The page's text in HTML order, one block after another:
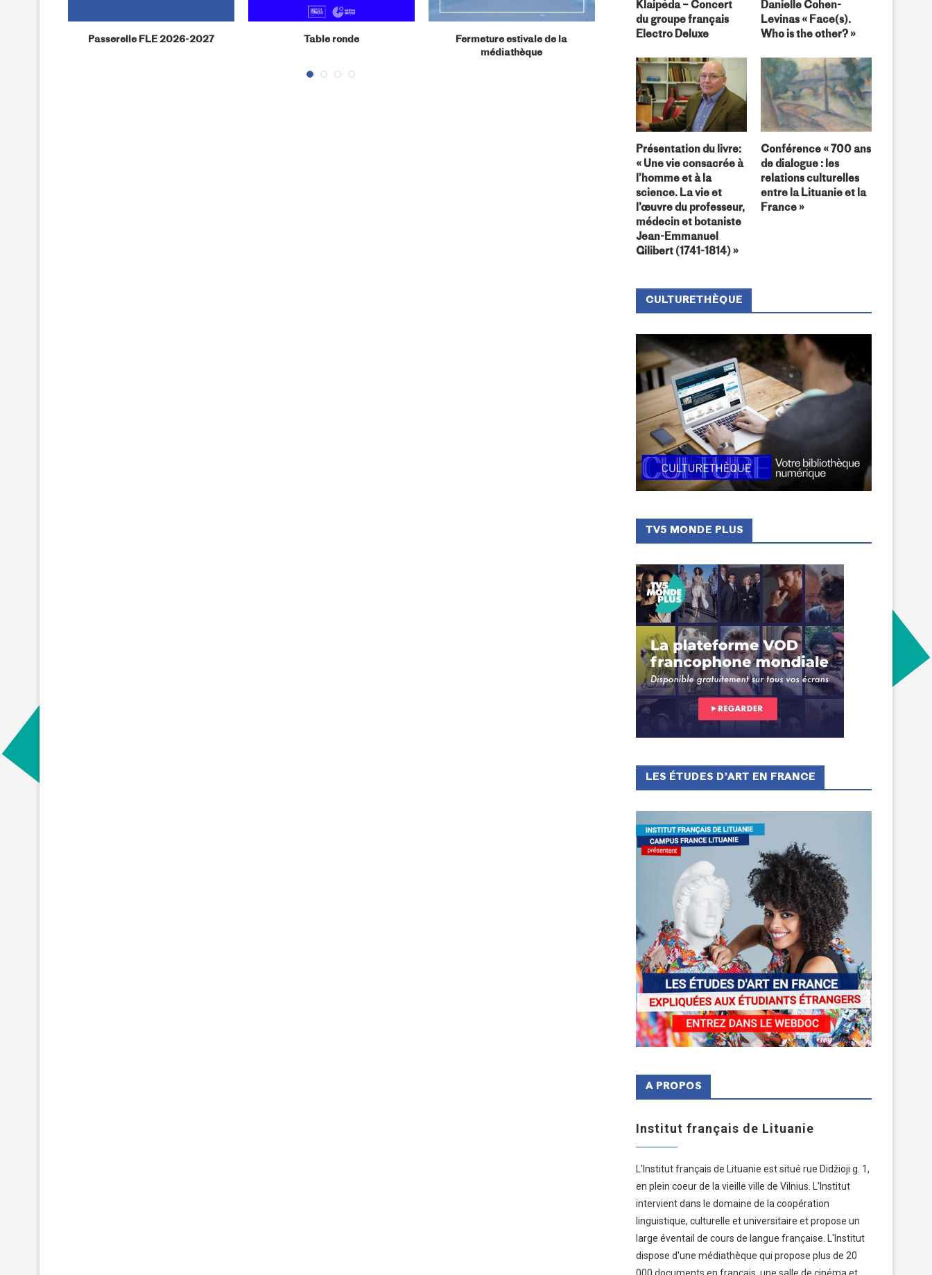
Passerelle FLE 2026-2027 Table ronde
Fermeture estivale de la
médiathèque
Festival « ConTempo »
Bourses pour des stages
Klaipėda – Concert
du groupe français
Electro Deluxe
Danielle Cohen-
Levinas « Face(s).
Who is the other? »
Présentation du livre:
« Une vie consacrée à
l’homme et à la
science. La vie et
l’œuvre du professeur,
médecin et botaniste
Jean-Emmanuel
Gilibert (1741-1814) »
Conférence « 700 ans
de dialogue : les
relations culturelles
entre la Lituanie et la
France »
CULTURETHÈQUE
TV5 MONDE PLUS
LES ÉTUDES D’ART EN FRANCE
A PROPOS
Institut français de Lituanie
L'Institut français de Lituanie est situé rue Didžioji g. 1,
en plein coeur de la vieille ville de Vilnius. L'Institut
intervient dans le domaine de la coopération
linguistique, culturelle et universitaire et propose un
large éventail de cours de langue française. L'Institut
dispose d'une médiathèque qui propose plus de 20